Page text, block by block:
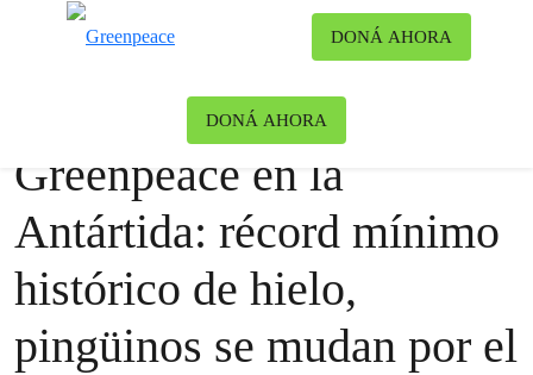
DONÁ AHORA
DONÁ AHORA
Greenpeace en la
Antártida: récord mínimo
histórico de hielo,
pingüinos se mudan por el